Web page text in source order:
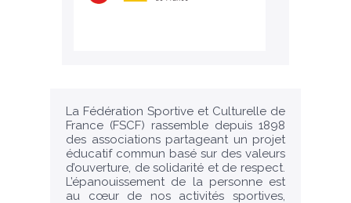
La Fédération Sportive et Culturelle de
France (FSCF) rassemble depuis 1898
des associations partageant un projet
éducatif commun basé sur des valeurs
d’ouverture, de solidarité et de respect.
L’épanouissement de la personne est
au cœur de nos activités sportives,